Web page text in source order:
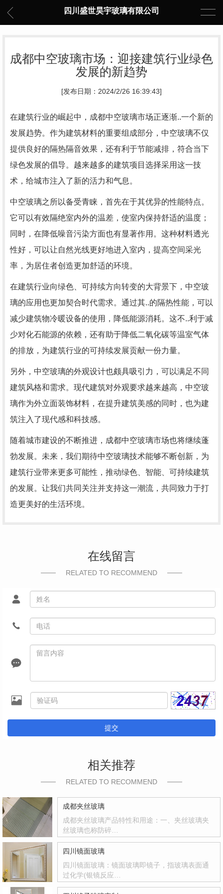
四川盛世昊宇玻璃有限公司
成都中空玻璃市场：迎接建筑行业绿色
发展的新趋势
[发布日期：2024/2/26 16:39:43]
在建筑行业的崛起中，成都中空玻璃市场正逐渐..一个新的
发展趋势。作为建筑材料的重要组成部分，中空玻璃不仅
提供良好的隔热隔音效果，还有利于节能减排，符合当下
绿色发展的倡导。越来越多的建筑项目选择采用这一技
术，给城市注入了新的活力和气息。
中空玻璃之所以备受青睐，首先在于其优异的性能特点。
它可以有效隔绝室内外的温差，使室内保持舒适的温度；
同时，在降低噪音污染方面也有显著作用。这种材料透光
性好，可以让自然光线更好地进入室内，提高空间采光
率，为居住者创造更加舒适的环境。
在建筑行业向绿色、可持续方向转变的大背景下，中空玻
璃的应用也更加契合时代需求。通过其..的隔热性能，可以
减少建筑物冷暖设备的使用，降低能源消耗。这不..利于减
少对化石能源的依赖，还有助于降低二氧化碳等温室气体
的排放，为建筑行业的可持续发展贡献一份力量。
另外，中空玻璃的外观设计也颇具吸引力，可以满足不同
建筑风格和需求。现代建筑对外观要求越来越高，中空玻
璃作为外立面装饰材料，在提升建筑美感的同时，也为建
筑注入了现代感和科技感。
随着城市建设的不断推进，成都中空玻璃市场也将继续蓬
勃发展。未来，我们期待中空玻璃技术能够不断创新，为
建筑行业带来更多可能性，推动绿色、智能、可持续建筑
的发展。让我们共同关注并支持这一潮流，共同致力于打
造更美好的生活环境。
在线留言
RELATED TO RECOMMEND
提交
相关推荐
RELATED TO RECOMMEND
成都夹丝玻璃
成都夹丝玻璃产品特性和用途：一、夹丝玻璃夹
丝玻璃也称防碎…
四川镜面玻璃
四川镜面玻璃：镜面玻璃即镜子，指玻璃表面通
过化学(银镜反应…